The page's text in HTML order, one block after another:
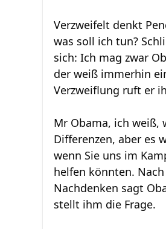
Verzweifelt denkt
was soll ich tun?
sich: Ich mag zwar
der weiß immerhin
Verzweiflung ruft er
Mr Obama, ich weiß,
Differenzen, aber es
wenn Sie uns im
helfen könnten.
Nachdenken sagt
stellt ihm die Frage.